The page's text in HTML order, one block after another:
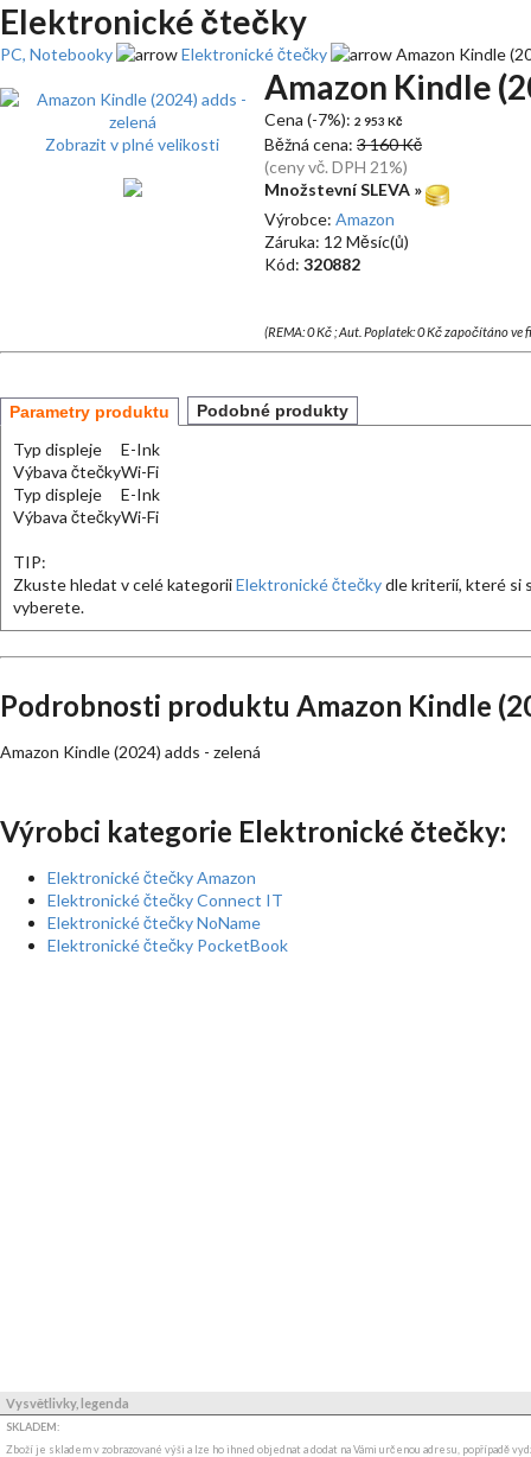
Elektronické čtečky
PC, Notebooky Elektronické čtečky Amazon Kindle
Zobrazit v plné velikosti
Amazon Kindle
Cena (-7%): 2 953 Kč
Běžná cena: 3 160 Kč
(ceny vč. DPH 21%)
Množstevní SLEVA »
Výrobce: Amazon
Záruka: 12 Měsíc(ů)
Kód: 320882
(REMA: 0 Kč ; Aut. Poplatek: 0 Kč započítáno
Parametry produktu Podobné produkty
Typ displeje
E-Ink
Výbava čtečkyWi-Fi
Typ displeje
E-Ink
Výbava čtečkyWi-Fi
TIP:
Zkuste hledat v celé kategoriiElektronické čtečkydle kriterií, které si
vyberete.
Podrobnosti produktu Amazon Kindle
Amazon Kindle (2024) adds - zelená
Výrobci kategorie Elektronické čtečky:
Elektronické čtečky Amazon
Elektronické čtečky Connect IT
Elektronické čtečky NoName
Elektronické čtečky PocketBook
Vysvětlivky, legenda
SKLADEM:
Zboží je skladem v zobrazované výši a lze ho ihned objednat a dodat na Vámi určenou adresu, popřípadě